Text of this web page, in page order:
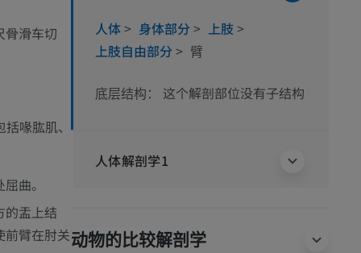
骨滑车切
喙肱肌、
曲。
的盂上结
前臂在肘关
人体> 身体部分 > 上肢>
上肢自由部分 > 臂
底层结构： 这个解剖部位没有子结构
人体解剖学1
动物的比较解剖学